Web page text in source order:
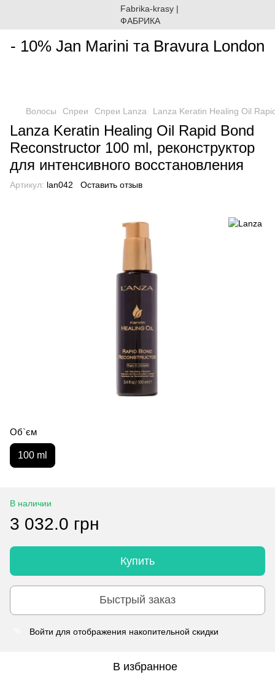
- 10% Jan Marini та Bravura London
Волосы Спреи Спреи Lanza Lanza Keratin Healing Oil
Lanza Keratin Healing Oil Rapid Bond
Reconstructor 100 ml, реконструктор
для интенсивного восстановления
Артикул: lan042 Оставить отзыв
Об`єм
100 ml
В наличии
3 032.0 грн
Купить
Быстрый заказ
Войти для отображения накопительной скидки
В избранное